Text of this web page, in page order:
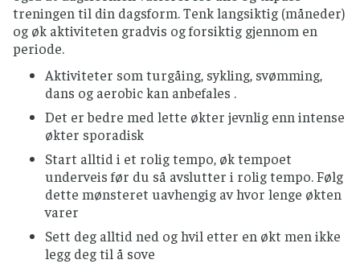
treningen til din dagsform. Tenk langsiktig (måneder)
og øk aktiviteten gradvis og forsiktig gjennom en
periode.
Aktiviteter som turgåing, sykling, svømming,
dans og aerobic kan anbefales .
Det er bedre med lette økter jevnlig enn intense
økter sporadisk
Start alltid i et rolig tempo, øk tempoet
underveis før du så avslutter i rolig tempo. Følg
dette mønsteret uavhengig av hvor lenge økten
varer
Sett deg alltid ned og hvil etter en økt men ikke
legg deg til å sove